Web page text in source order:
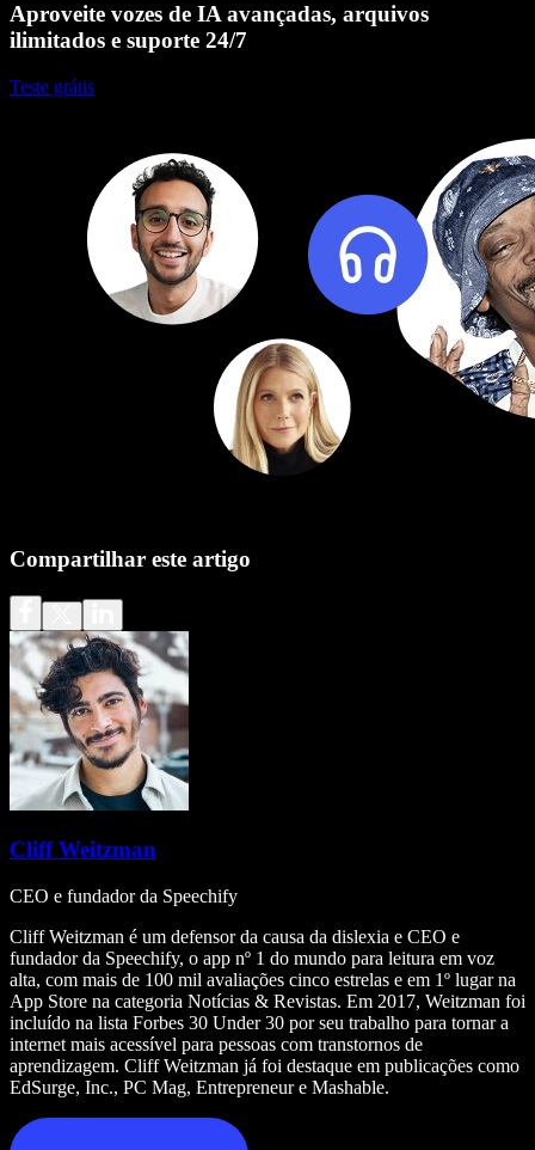
Aproveite vozes de IA avançadas, arquivos
ilimitados e suporte 24/7
Teste grátis
Compartilhar este artigo
Cliff Weitzman
CEO e fundador da Speechify
Cliff Weitzman é um defensor da causa da dislexia e CEO e
fundador da Speechify, o app nº 1 do mundo para leitura em voz
alta, com mais de 100 mil avaliações cinco estrelas e em 1º lugar na
App Store na categoria Notícias & Revistas. Em 2017, Weitzman foi
incluído na lista Forbes 30 Under 30 por seu trabalho para tornar a
internet mais acessível para pessoas com transtornos de
aprendizagem. Cliff Weitzman já foi destaque em publicações como
EdSurge, Inc., PC Mag, Entrepreneur e Mashable.